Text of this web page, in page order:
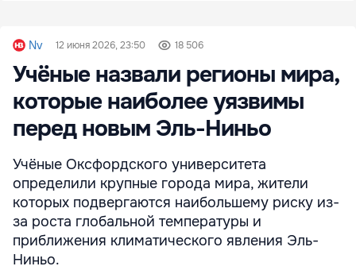
Nv 12 июня 2026, 23:50 18 506
Учёные назвали регионы мира,
которые наиболее уязвимы
перед новым Эль-Ниньо
Учёные Оксфордского университета
определили крупные города мира, жители
которых подвергаются наибольшему риску из-
за роста глобальной температуры и
приближения климатического явления Эль-
Ниньо.